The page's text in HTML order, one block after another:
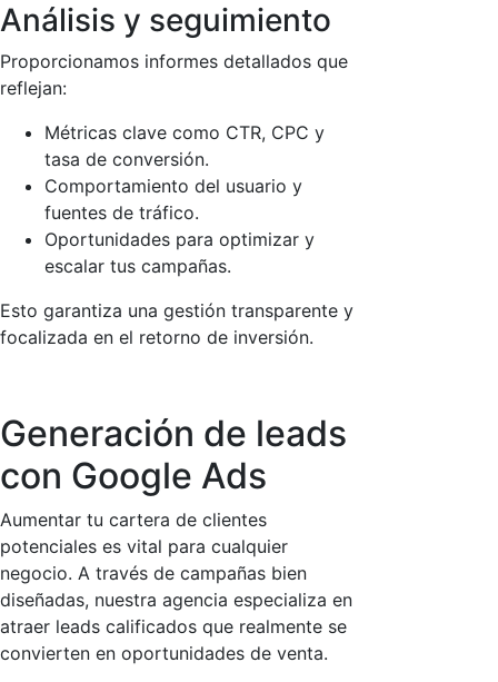
Análisis y seguimiento
Proporcionamos informes detallados que
reflejan:
Métricas clave como CTR, CPC y
tasa de conversión.
Comportamiento del usuario y
fuentes de tráfico.
Oportunidades para optimizar y
escalar tus campañas.
Esto garantiza una gestión transparente y
focalizada en el retorno de inversión.
Generación de leads
con Google Ads
Aumentar tu cartera de clientes
potenciales es vital para cualquier
negocio. A través de campañas bien
diseñadas, nuestra agencia especializa en
atraer leads calificados que realmente se
convierten en oportunidades de venta.